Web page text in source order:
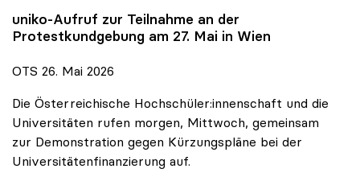
uniko-Aufruf zur Teilnahme an der
Protestkundgebung am 27. Mai in Wien
OTS 26. Mai 2026
Die Österreichische Hochschüler:innenschaft und die
Universitäten rufen morgen, Mittwoch, gemeinsam
zur Demonstration gegen Kürzungspläne bei der
Universitätenfinanzierung auf.